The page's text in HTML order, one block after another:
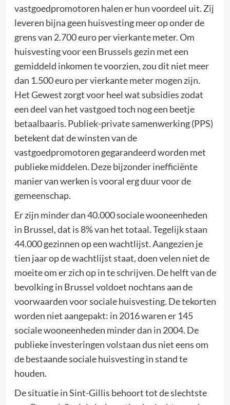
vastgoedpromotoren halen er hun voordeel uit. Zij
leveren bijna geen huisvesting meer op onder de
grens van 2.700 euro per vierkante meter. Om
huisvesting voor een Brussels gezin met een
gemiddeld inkomen te voorzien, zou dit niet meer
dan 1.500 euro per vierkante meter mogen zijn.
Het Gewest zorgt voor heel wat subsidies zodat
een deel van het vastgoed toch nog een beetje
betaalbaaris. Publiek-private samenwerking (PPS)
betekent dat de winsten van de
vastgoedpromotoren gegarandeerd worden met
publieke middelen. Deze bijzonder inefficiënte
manier van werken is vooral erg duur voor de
gemeenschap.
Er zijn minder dan 40.000 sociale wooneenheden
in Brussel, dat is 8% van het totaal. Tegelijk staan
44.000 gezinnen op een wachtlijst. Aangezien je
tien jaar op de wachtlijst staat, doen velen niet de
moeite om er zich op in te schrijven. De helft van de
bevolking in Brussel voldoet nochtans aan de
voorwaarden voor sociale huisvesting. De tekorten
worden niet aangepakt: in 2016 waren er 145
sociale wooneenheden minder dan in 2004. De
publieke investeringen volstaan dus niet eens om
de bestaande sociale huisvesting in stand te
houden.
De situatie in Sint-Gillis behoort tot de slechtste